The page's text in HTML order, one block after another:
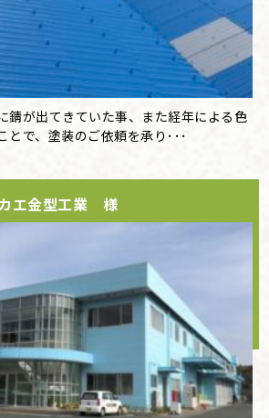
錆が出てきていた事、また経年による色
とで、塗装のご依頼を承り･･･
エ金型工業 様